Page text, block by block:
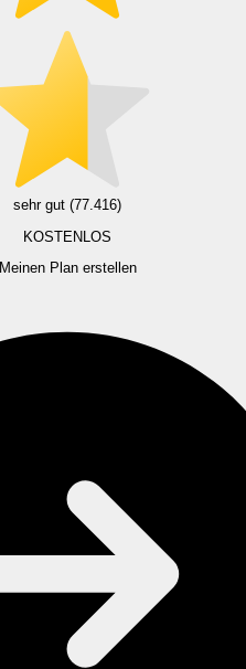
sehr gut (77.416)
KOSTENLOS
Meinen Plan erstellen